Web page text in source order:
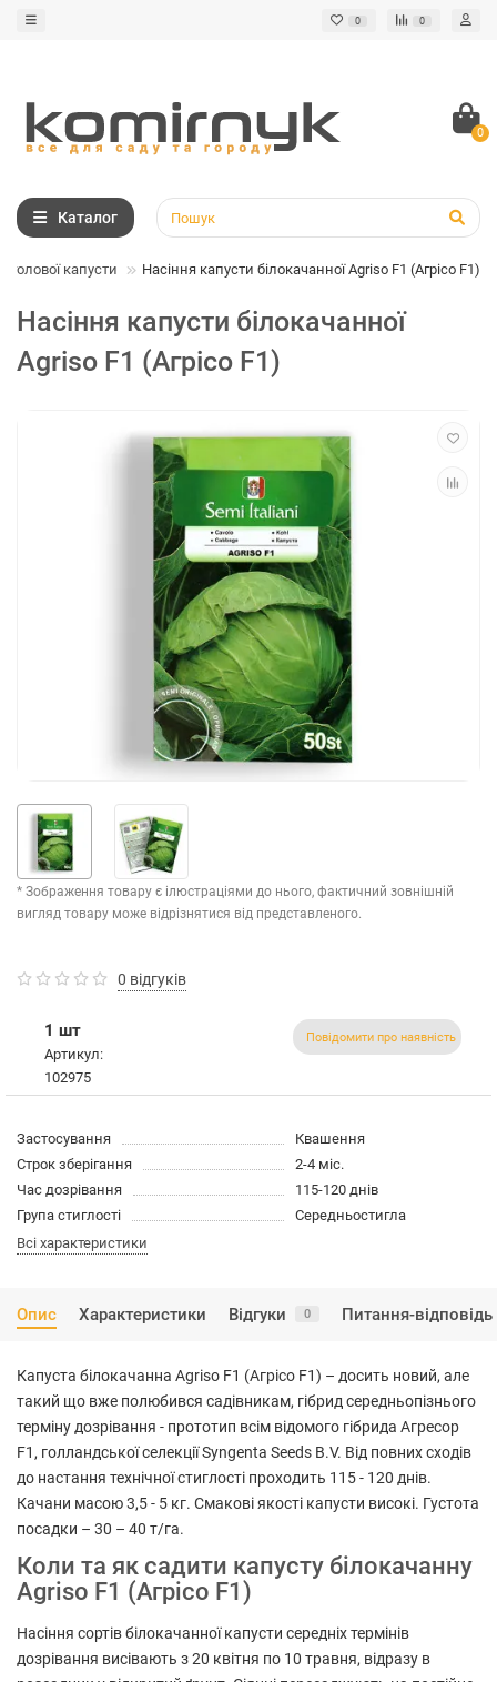
0 0
0
Каталог
капусти Насіння капусти білокачанної Agriso F1 (Агрісо F1)
Насіння капусти білокачанної
Agriso F1 (Агрісо F1)
* Зображення товару є ілюстраціями до нього, фактичний зовнішній
вигляд товару може відрізнятися від представленого.
0 відгуків
1 шт
Артикул:
102975
Повідомити про наявність
Застосування
Квашення
Строк зберігання
2-4 міс.
Час дозрівання
115-120 днів
Група стиглості
Середньостигла
Всі характеристики
Опис Характеристики Відгуки 0 Питання-відповідь
Капуста білокачанна Agriso F1 (Агрісо F1) – досить новий, але
такий що вже полюбився садівникам, гібрид середньопізнього
терміну дозрівання - прототип всім відомого гібрида Агресор
F1, голландської селекції Syngenta Seeds B.V. Від повних сходів
до настання технічної стиглості проходить 115 - 120 днів.
Качани масою 3,5 - 5 кг. Смакові якості капусти високі. Густота
посадки – 30 – 40 т/га.
Коли та як садити капусту білокачанну
Agriso F1 (Агрісо F1)
Насіння сортів білокачанної капусти середніх термінів
дозрівання висівають з 20 квітня по 10 травня, відразу в